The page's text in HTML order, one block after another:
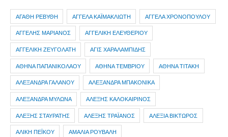
ΑΓΑΘΗ ΡΕΒΥΘΗ ΑΓΓΕΛΑ ΚΑΪΜΑΚΛΙΩΤΗ ΑΓΓΕΛΑ ΧΡΟΝΟΠΟΥΛΟΥ
ΑΓΓΕΛΗΣ ΜΑΡΙΑΝΟΣ ΑΓΓΕΛΙΚΗ ΕΛΕΥΘΕΡΙΟΥ
ΑΓΓΕΛΙΚΗ ΖΕΥΓΟΛΑΤΗ ΑΓΙΣ ΧΑΡΑΛΑΜΠΙΔΗΣ
ΑΘΗΝΑ ΠΑΠΑΝΙΚΟΛΑΟΥ ΑΘΗΝΑ ΤΕΜΒΡΙΟΥ ΑΘΗΝΑ ΤΙΤΑΚΗ
ΑΛΕΞΑΝΔΡΑ ΓΑΛΑΝΟΥ ΑΛΕΞΑΝΔΡΑ ΜΠΑΚΟΝΙΚΑ
ΑΛΕΞΑΝΔΡΑ ΜΥΛΩΝΑ ΑΛΕΞΗΣ ΚΑΛΟΚΑΙΡΙΝΟΣ
ΑΛΕΞΗΣ ΣΤΑΥΡΑΤΗΣ ΑΛΕΞΗΣ ΤΡΑΪΑΝΟΣ ΑΛΕΞΙΑ ΒΙΚΤΩΡΟΣ
ΑΛΙΚΗ ΠΕΪΚΟΥ ΑΜΑΛΙΑ ΡΟΥΒΑΛΗ